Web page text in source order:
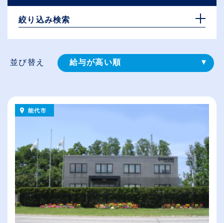
絞り込み検索
並び替え 給与が高い順
能代市